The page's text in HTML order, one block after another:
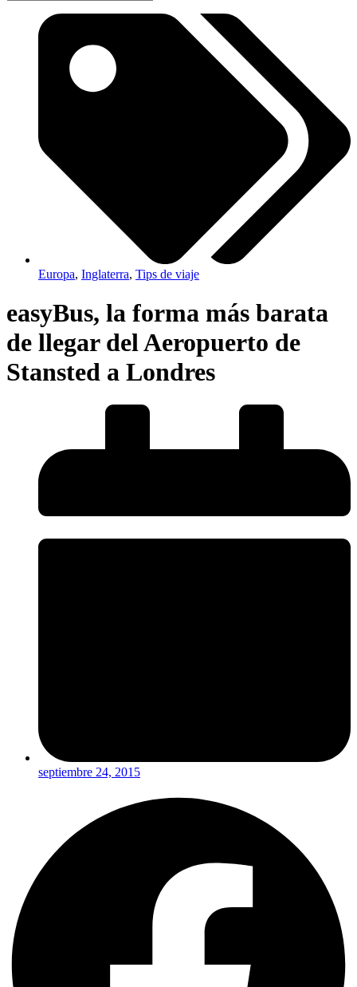
Europa, Inglaterra, Tips de viaje
easyBus, la forma más barata
de llegar del Aeropuerto de
Stansted a Londres
septiembre 24, 2015